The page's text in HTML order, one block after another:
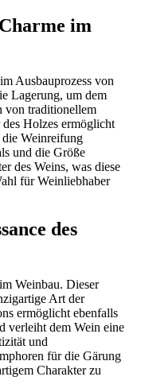
im
Ausbauprozess von
Lagerung, um dem
von traditionellem
Holzes ermöglicht
die Weinreifung
und die Größe
des Weins, was diese
für Weinliebhaber
des
Weinbau. Dieser
Art der
ermöglicht ebenfalls
verleiht dem Wein eine
und
für die Gärung
Charakter zu